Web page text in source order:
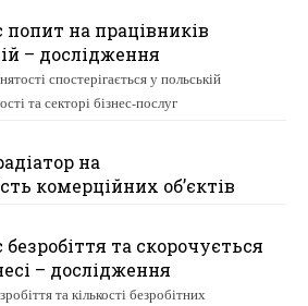
на працівників
– дослідження
спостерігається у польській
та секторі бізнес-послуг
на
комерційних об’єктів
та скорочується
– дослідження
та кількості безробітних